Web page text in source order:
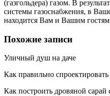
(газгольдера) газом. В
системы газоснабжения, в
находится Вам и Вашим
Похожие записи
Уличный душ на даче
Как правильно спроектировать
Как построить дровяной